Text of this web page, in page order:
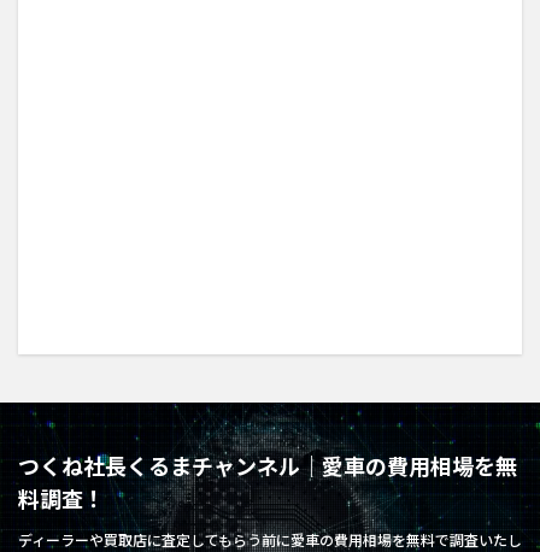
つくね社長くるまチャンネル｜愛車の費用相場を無
料調査！
ディーラーや買取店に査定してもらう前に愛車の費用相場を無料で調査いたし